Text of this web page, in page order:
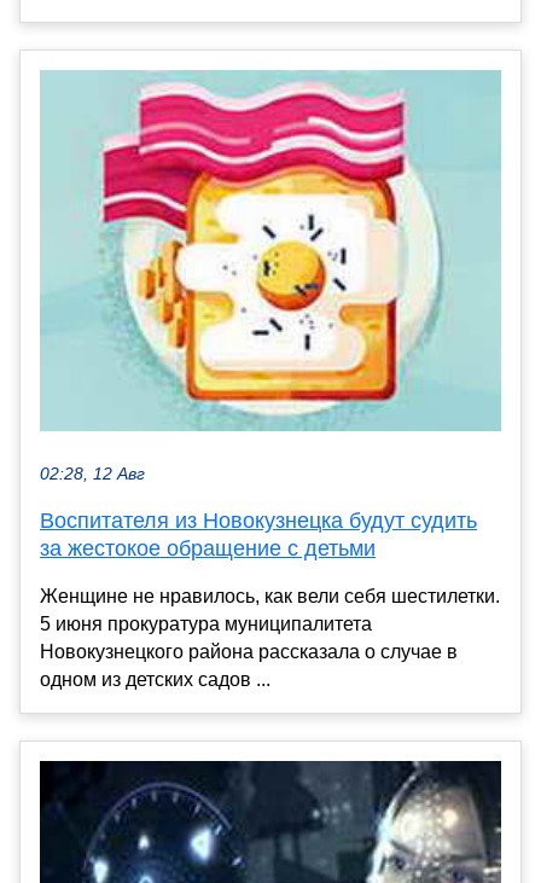
02:28, 12 Авг
Воспитателя из Новокузнецка будут судить
за жестокое обращение с детьми
Женщине не нравилось, как вели себя шестилетки.
5 июня прокуратура муниципалитета
Новокузнецкого района рассказала о случае в
одном из детских садов ...